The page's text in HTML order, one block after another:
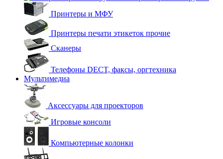
Принтеры и МФУ
Принтеры печати этикеток прочие
Сканеры
Телефоны DECT, факсы, оргтехника
Мультимедиа
Аксессуары для проекторов
Игровые консоли
Компьютерные колонки